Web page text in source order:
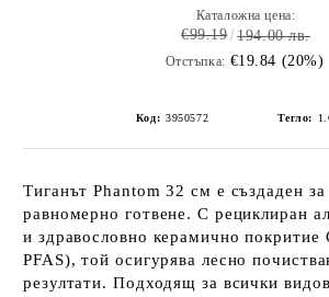
Каталожна цена:
€99.19 194.00 лв.
Отстъпка: €19.84 (20%)
Код: 3950572 Тегло:
Тиганът Phantom 32 см е създаден
равномерно готвене. С рециклиран
и здравословно керамично покритие
PFAS), той осигурява лесно
резултати. Подходящ за всички